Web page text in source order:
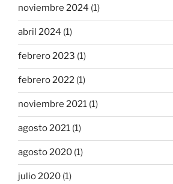
noviembre 2024 (1)
abril 2024 (1)
febrero 2023 (1)
febrero 2022 (1)
noviembre 2021 (1)
agosto 2021 (1)
agosto 2020 (1)
julio 2020 (1)